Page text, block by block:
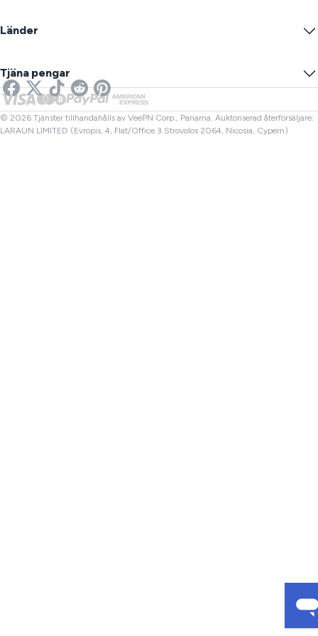
Blogg
Cookieinställningar
Anonym IP
VPN för streaming
Netflix VPN
Dölj din IP
Online SMS
Länk Kontroll
Filkontroll
Länder
Storbritannien VPN
Kanada VPN
Turkiet VPN
Tjäna pengar
Affiliates
© 2026 Tjänster tillhandahålls av VeePN Corp., Panama. Auktoriserad återförsäljare:
LARAUN LIMITED (Evropis, 4, Flat/Office 3 Strovolos 2064, Nicosia, Cypern)